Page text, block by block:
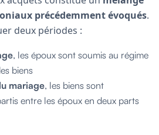
précédemment évoqués.
deux périodes :
, les époux sont soumis au régime
biens
mariage, les biens sont
entre les époux en deux parts